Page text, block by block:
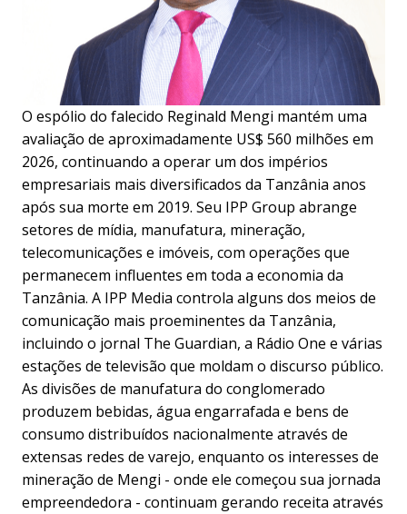
O espólio do falecido Reginald Mengi mantém uma
avaliação de aproximadamente US$ 560 milhões em
2026, continuando a operar um dos impérios
empresariais mais diversificados da Tanzânia anos
após sua morte em 2019. Seu IPP Group abrange
setores de mídia, manufatura, mineração,
telecomunicações e imóveis, com operações que
permanecem influentes em toda a economia da
Tanzânia. A IPP Media controla alguns dos meios de
comunicação mais proeminentes da Tanzânia,
incluindo o jornal The Guardian, a Rádio One e várias
estações de televisão que moldam o discurso público.
As divisões de manufatura do conglomerado
produzem bebidas, água engarrafada e bens de
consumo distribuídos nacionalmente através de
extensas redes de varejo, enquanto os interesses de
mineração de Mengi - onde ele começou sua jornada
empreendedora - continuam gerando receita através